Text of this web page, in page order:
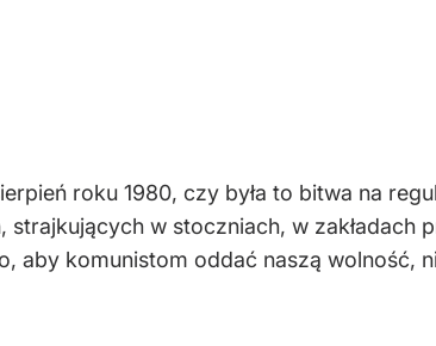
roku 1980, czy była to bitwa na
w stoczniach, w zakładach
aby komunistom oddać naszą wolność,